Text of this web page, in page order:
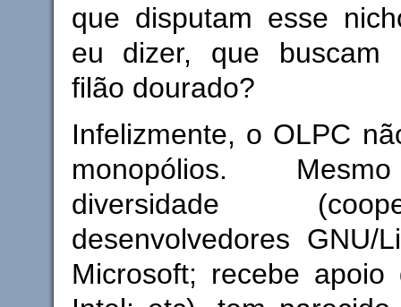
que disputam esse
eu dizer, que buscam
filão dourado?
Infelizmente, o OLPC
monopólios.
diversidade
desenvolvedores
Microsoft; recebe